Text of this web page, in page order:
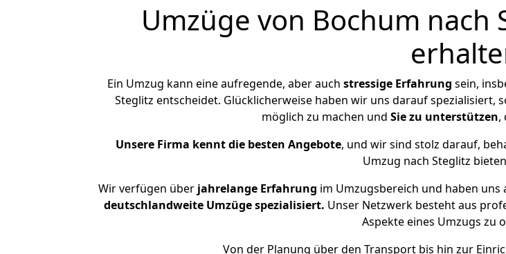
Umzüge von Bochum nach
Ein Umzug kann eine aufregende, aber auch stressige Erfahrung sein,
Steglitz entscheidet. Glücklicherweise haben wir uns darauf spezialisiert,
möglich zu machen und Sie zu unterstützen,
Unsere Firma kennt die besten Angebote, und wir sind stolz darauf,
Umzug nach Steglitz
Wir verfügen über jahrelange Erfahrung im Umzugsbereich und haben
deutschlandweite Umzüge spezialisiert. Unser Netzwerk besteht aus
Aspekte eines Umzugs zu
Von der Planung über den Transport bis hin zur